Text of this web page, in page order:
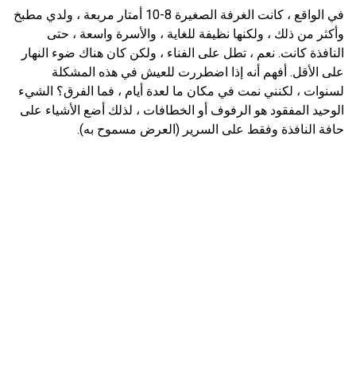
في الواقع ، كانت الغرفة الصغيرة 8-10 أمتار مربعة ، ولدي مطبخ
وأكثر من ذلك ، ولكنها نظيفة للغاية ، والأسرة واسعة ، حتى
النافذة كانت. نعم ، تطل على الفناء ، ولكن كان هناك ضوء النهار
على الأقل. أفهم أنه إذا اضطررت للعيش في هذه المشكلة
لسنوات ، لكنني نمت في مكان ما لعدة أيام ، فما الفرق؟ الشيء
الوحيد المفقود هو الرفوف أو الخطافات ، لذلك أضع الأشياء على
حافة النافذة وفقط على السرير (العرض مسموح به).